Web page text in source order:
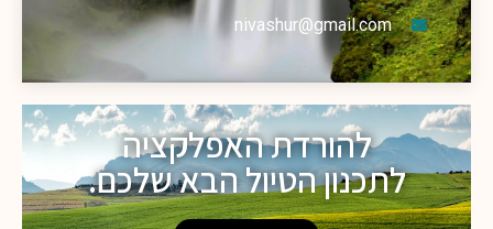
nivashur@gmail.com
להורדת האפלקציה
לתכנון הטיול הבא שלכם.